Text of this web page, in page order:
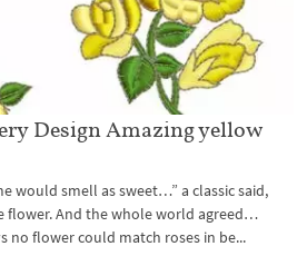
Design Amazing yellow
would smell as sweet…” a classic said,
flower. And the whole world agreed…
no flower could match roses in be...